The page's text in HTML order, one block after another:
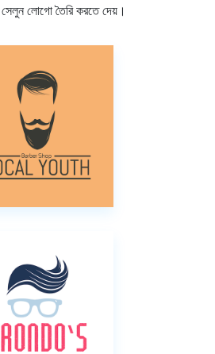
সেলুন লোগো তৈরি করতে দেয়।